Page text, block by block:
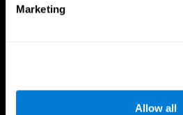
Marketing
Allow all